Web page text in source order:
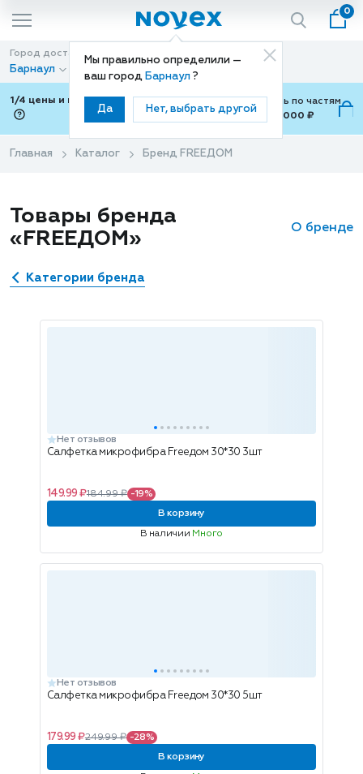
Мы правильно определили —
ваш город Барнаул ?
Да Нет, выбрать другой
0
Город доставки
Барнаул
Способ доставки
Доставка
1/4 цены и покупки ваши с Подели
Можно оплатить по частям
от 700 ₽ до 15,000 ₽
Главная Каталог Бренд FREEДОМ
Товары бренда
«FREEДОМ»
О бренде
Категории бренда
Нет отзывов
Салфетка микрофибра Freeдом 30*30 3шт
149.99 ₽184.99 ₽ -19%
В корзину
В наличии Много
Нет отзывов
Салфетка микрофибра Freeдом 30*30 5шт
179.99 ₽249.99 ₽ -28%
В корзину